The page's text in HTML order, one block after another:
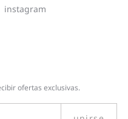
instagram
ofertas exclusivas.